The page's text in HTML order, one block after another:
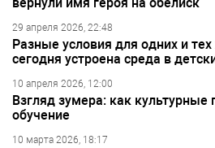
29 апреля 2026, 22:48
Разные условия для одних и
сегодня устроена среда в
10 апреля 2026, 12:00
Взгляд зумера: как
обучение
10 марта 2026, 18:17